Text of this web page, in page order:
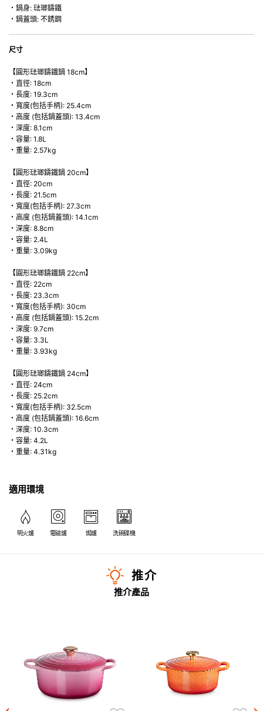
・鍋身: 琺瑯鑄鐵
・鍋蓋頭: 不銹鋼
尺寸
【圓形琺瑯鑄鐵鍋 18cm】
・直徑: 18cm
・長度: 19.3cm
・寬度(包括手柄): 25.4cm
・高度 (包括鍋蓋頭): 13.4cm
・深度: 8.1cm
・容量: 1.8L
・重量: 2.57kg
【圓形琺瑯鑄鐵鍋 20cm】
・直徑: 20cm
・長度: 21.5cm
・寬度(包括手柄): 27.3cm
・高度 (包括鍋蓋頭): 14.1cm
・深度: 8.8cm
・容量: 2.4L
・重量: 3.09kg
【圓形琺瑯鑄鐵鍋 22cm】
・直徑: 22cm
・長度: 23.3cm
・寬度(包括手柄): 30cm
・高度 (包括鍋蓋頭): 15.2cm
・深度: 9.7cm
・容量: 3.3L
・重量: 3.93kg
【圓形琺瑯鑄鐵鍋 24cm】
・直徑: 24cm
・長度: 25.2cm
・寬度(包括手柄): 32.5cm
・高度 (包括鍋蓋頭): 16.6cm
・深度: 10.3cm
・容量: 4.2L
・重量: 4.31kg
適用環境
明火爐 電磁爐 焗爐 洗碗碟機
推介
推介產品